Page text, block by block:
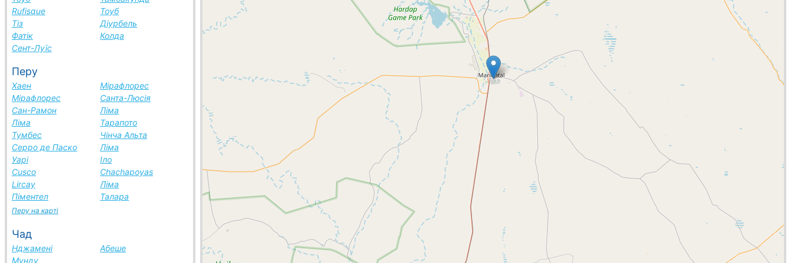
Rufisque
Тоуб
Тіз
Діурбель
Фатік
Колда
Сент-Луїс
Перу
Хаен
Мірафлорес
Мірафлорес
Санта-Люсія
Сан-Рамон
Ліма
Ліма
Тарапото
Тумбес
Чінча Альта
Серро де Паско
Ліма
Уарі
Іло
Cusco
Chachapoyas
Lircay
Ліма
Піментел
Талара
Перу на карті
Чад
Нджамені
Абеше
Мунду